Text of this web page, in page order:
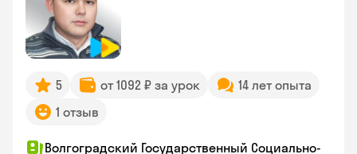
5 от 1092 ₽ за урок
14 лет опыта
1 отзыв
Волгоградский Государственный Социально-